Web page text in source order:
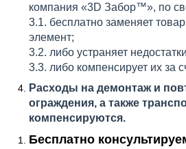
компания «3D Забор™», по
3.1. бесплатно заменяет
элемент;
3.2. либо устраняет
3.3. либо компенсирует их за
Расходы на демонтаж и
ограждения, а также
компенсируются.
Консультация и
Бесплатно